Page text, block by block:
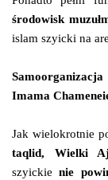
środowisk
islam szyicki na
Imama
Jak wielokrotnie
taqlid, Wielki
szyickienie